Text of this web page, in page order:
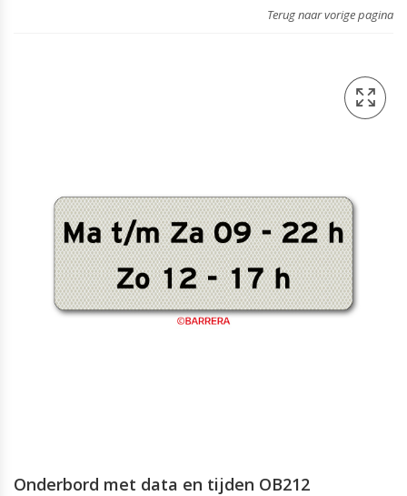
Terug naar vorige pagina
Onderbord met data en tijden OB212